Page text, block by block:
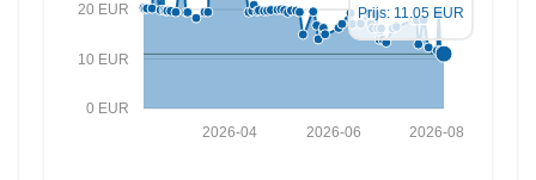
0 EUR
10 EUR
20 EUR
2026-08
2026-06
2026-04
Prijs: 11.05 EUR